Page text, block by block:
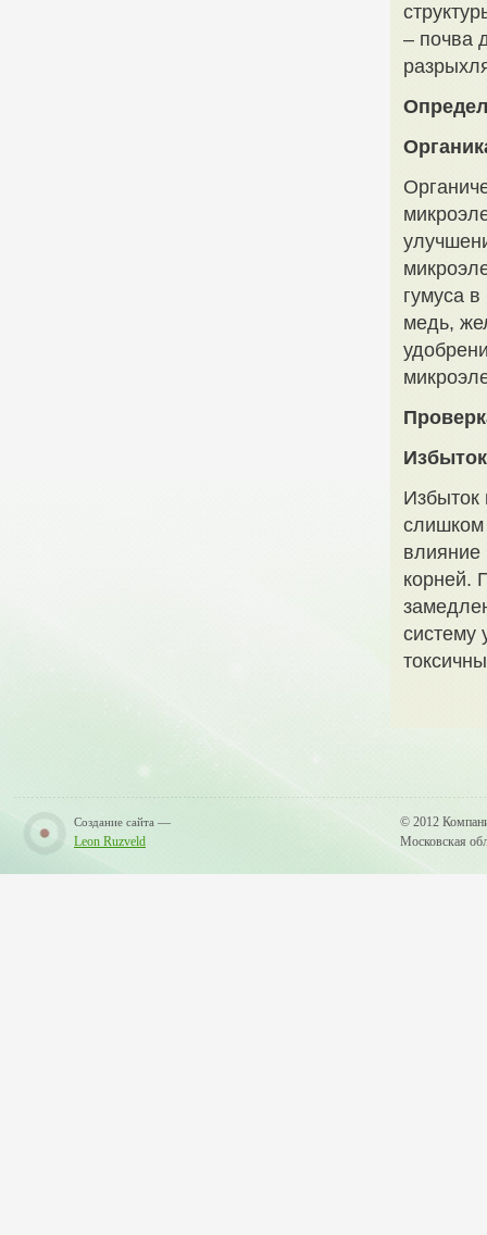
– почва
гумуса
медь,
Избыток
слишком
влияние
корней.
систему
Создание сайта —
Leon Ruzveld
© 2012
Московская